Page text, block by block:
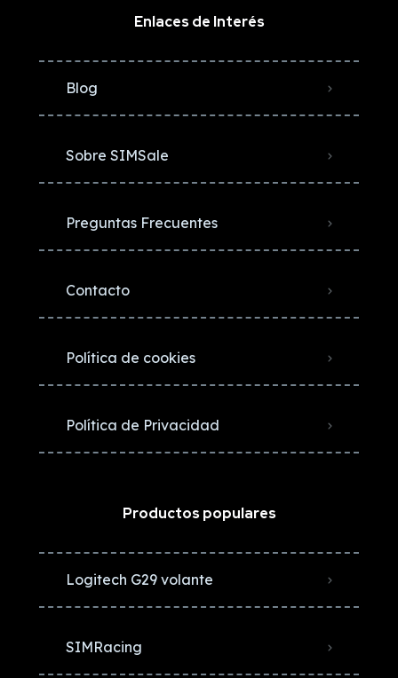
Enlaces de Interés
Blog
Sobre SIMSale
Preguntas Frecuentes
Contacto
Política de cookies
Política de Privacidad
Productos populares
Logitech G29 volante
SIMRacing